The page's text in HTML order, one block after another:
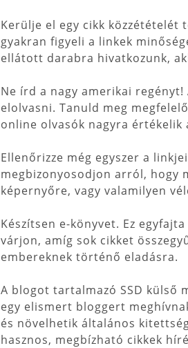
Kerülje el egy cikk közzétételét
gyakran figyeli a linkek
ellátott darabra hivatkozunk,
Ne írd a nagy amerikai
elolvasni. Tanuld meg
online olvasók nagyra értékelik
Ellenőrizze még egyszer a
megbizonyosodjon arról, hogy
képernyőre, vagy valamilyen
Készítsen e-könyvet. Ez
várjon, amíg sok cikket
embereknek történő eladásra.
A blogot tartalmazó SSD külső
egy elismert bloggert
és növelhetik általános
hasznos, megbízható cikkek